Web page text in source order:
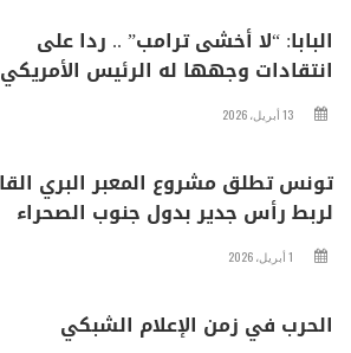
البابا: “لا أخشى ترامب” .. ردا على
انتقادات وجهها له الرئيس الأمريكي
13 أبريل، 2026
تونس تطلق مشروع المعبر البري
لربط رأس جدير بدول جنوب الصحراء
1 أبريل، 2026
الحرب في زمن الإعلام الشبكي